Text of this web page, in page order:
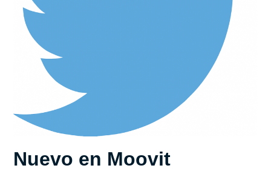
Nuevo en Moovit